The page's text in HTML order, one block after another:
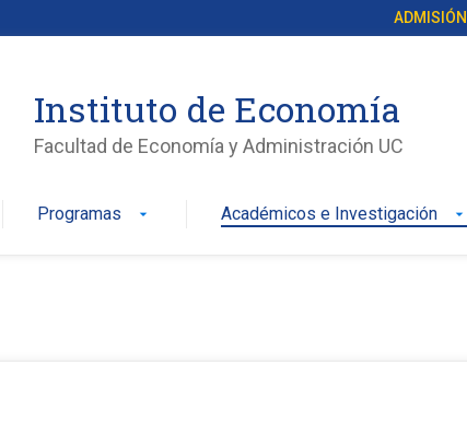
ADMISIÓN
Instituto de Economía
Facultad de Economía y Administración UC
Programas arrow_drop_down Académicos e Investigación arrow_drop_down